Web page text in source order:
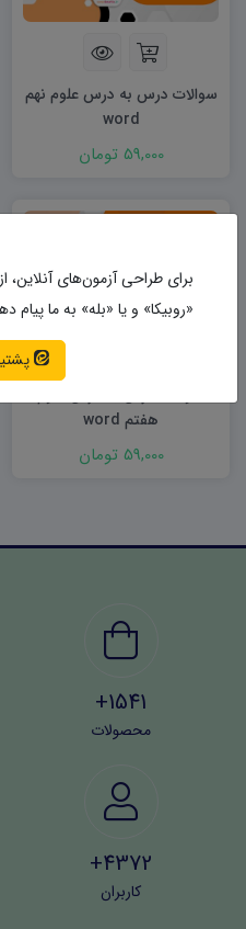
سوالات درس به درس علوم نهم
word
59,000 تومان
هفتم word
59,000 تومان
1541+
محصولات
4372+
کاربران
برای طراحی آزمون‌های آنلاین،
«روبیکا» و یا «بله» به ما پیام